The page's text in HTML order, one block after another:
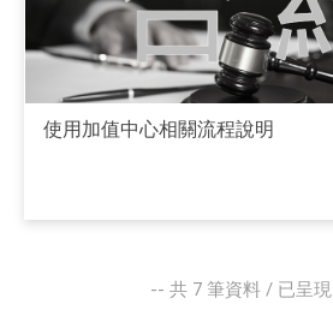
使用加值中心相關流程說明
-- 共 7 筆資料 / 已呈現